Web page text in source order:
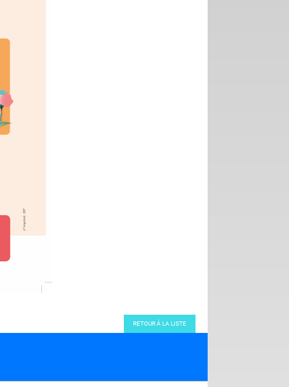
RETOUR À LA LISTE